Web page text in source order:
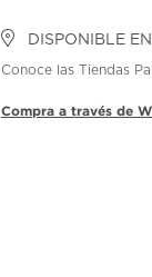
DISPONIBLE
Conoce las Tiendas
Compra a través de